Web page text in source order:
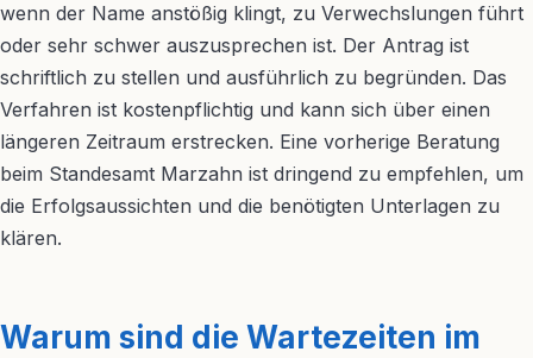
wenn der Name anstößig klingt, zu Verwechslungen führt
oder sehr schwer auszusprechen ist. Der Antrag ist
schriftlich zu stellen und ausführlich zu begründen. Das
Verfahren ist kostenpflichtig und kann sich über einen
längeren Zeitraum erstrecken. Eine vorherige Beratung
beim Standesamt Marzahn ist dringend zu empfehlen, um
die Erfolgsaussichten und die benötigten Unterlagen zu
klären.
Warum sind die Wartezeiten im